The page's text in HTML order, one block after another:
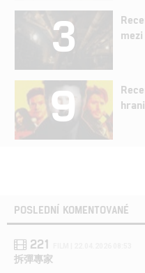
3
9
POSLEDNÍ KOMENTOVANÉ
221
拆彈專家